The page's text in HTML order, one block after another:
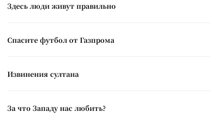
Здесь люди живут правильно
Спасите футбол от Газпрома
Извинения султана
За что Западу нас любить?